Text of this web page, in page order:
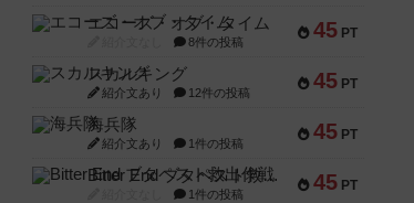
45 PT
エコーズ・オブ・タイム
8件の投稿
45 PT
スカルキング
紹介文あり 12件の投稿
45 PT
海兵隊
紹介文あり 1件の投稿
45 PT
Bitter End ブタペスト救出作戦
1件の投稿